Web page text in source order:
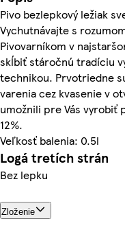
Pivo bezlepkový ležiak
Vychutnávajte s
Pivovarníkom v
skĺbiť stáročnú tradíciu
technikou. Prvotriedne
varenia cez kvasenie v
umožnili pre Vás vyrobiť
12%.
Veľkosť balenia: 0.5l
Logá tretích strán
Bez lepku
Zloženie